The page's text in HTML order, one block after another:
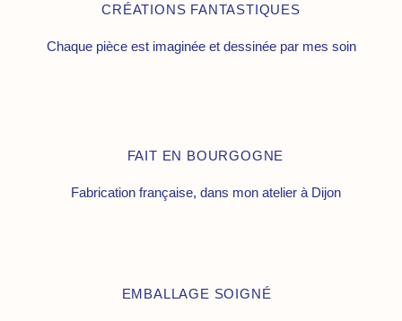
CRÉATIONS FANTASTIQUES
Chaque pièce est imaginée et dessinée par mes soin
FAIT EN BOURGOGNE
Fabrication française, dans mon atelier à Dijon
EMBALLAGE SOIGNÉ